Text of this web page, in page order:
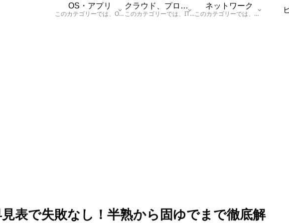
OS・アプリ
このカテゴリーでは、OSに関する情報を記載しています。
クラウド、プログラム
このカテゴリーでは、ITに関する基本的な情報として「ハードウェア、「サーバー」、「データベース、「ネットワーク」、「セキュリティ」、「プログラム」に関する情報を記載しています。
ネットワーク
このカテゴリーでは、「ネットワーク」に関する情報を記載しています。
表で失敗なし！半熟から固ゆでまで徹底解